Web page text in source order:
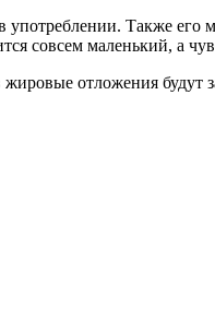
Также
совсем маленький, а
отложения